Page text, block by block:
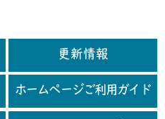
更新情報
ホームページご利用ガイド